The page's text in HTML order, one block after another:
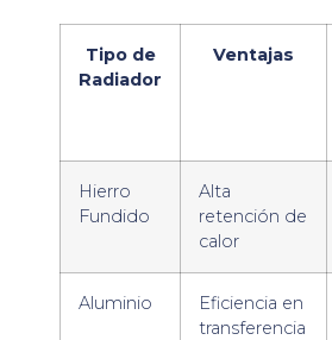
Tipo de
Radiador
Ventajas
Hierro
Fundido
Alta
retención de
calor
Aluminio
Eficiencia en
transferencia